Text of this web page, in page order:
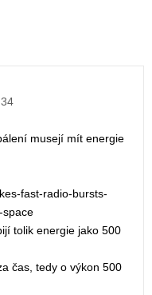
musejí mít energie
fast-radio-bursts-
space
tolik energie jako 500
čas, tedy o výkon 500